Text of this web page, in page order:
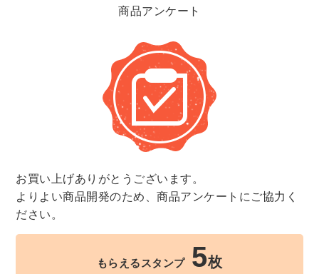
商品アンケート
お買い上げありがとうございます。
よりよい商品開発のため、商品アンケートにご協力く
ださい。
もらえるスタンプ 5枚